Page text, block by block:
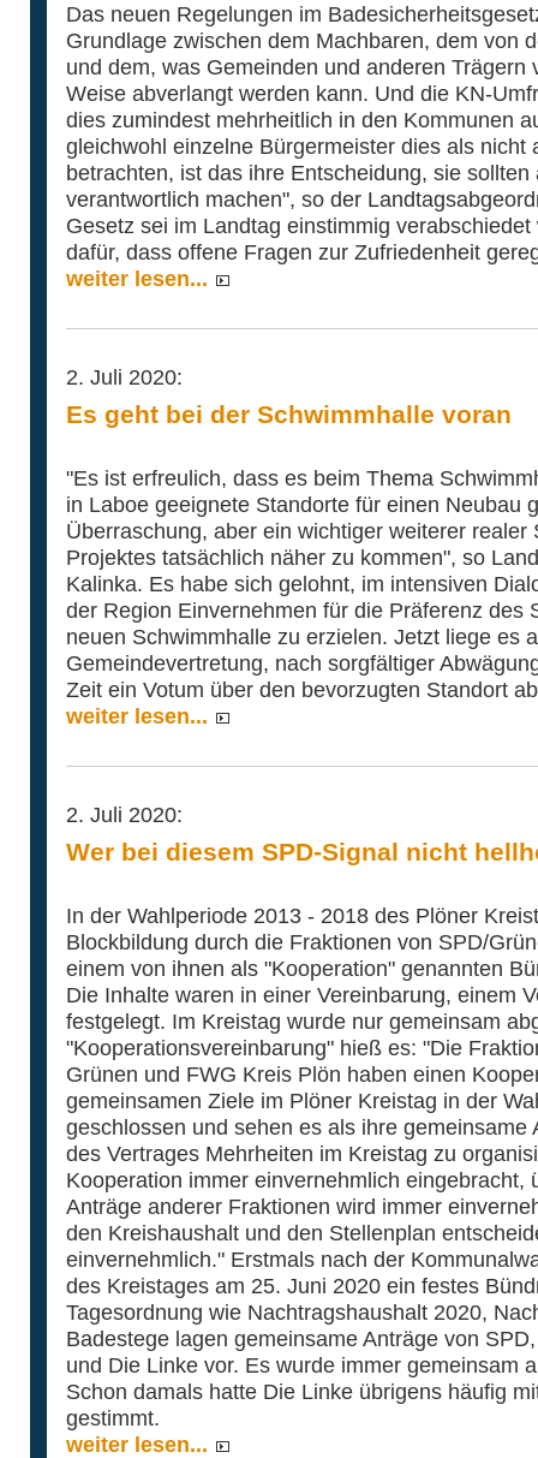
Das neuen Regelungen im
Grundlage zwischen dem Machbaren, dem von
und dem, was Gemeinden und anderen Trägern
Weise abverlangt werden kann. Und die KN-
dies zumindest mehrheitlich in den Kommunen
gleichwohl einzelne Bürgermeister dies als nicht
betrachten, ist das ihre Entscheidung, sie sollten
verantwortlich machen", so der
Gesetz sei im Landtag einstimmig
dafür, dass offene Fragen zur Zufriedenheit
weiter lesen...
2. Juli 2020:
Es geht bei der Schwimmhalle voran
"Es ist erfreulich, dass es beim Thema
in Laboe geeignete Standorte für einen Neubau
Überraschung, aber ein wichtiger weiterer
Projektes tatsächlich näher zu kommen", so
Kalinka. Es habe sich gelohnt, im intensiven
der Region Einvernehmen für die Präferenz des
neuen Schwimmhalle zu erzielen. Jetzt liege es
Gemeindevertretung, nach sorgfältiger
Zeit ein Votum über den bevorzugten Standort
weiter lesen...
2. Juli 2020:
Wer bei diesem SPD-Signal nicht
In der Wahlperiode 2013 - 2018 des Plöner
Blockbildung durch die Fraktionen von SPD/
einem von ihnen als "Kooperation" genannten
Die Inhalte waren in einer Vereinbarung, einem
festgelegt. Im Kreistag wurde nur gemeinsam
"Kooperationsvereinbarung" hieß es: "Die
Grünen und FWG Kreis Plön haben einen
gemeinsamen Ziele im Plöner Kreistag in der
geschlossen und sehen es als ihre gemeinsame
des Vertrages Mehrheiten im Kreistag zu
Kooperation immer einvernehmlich eingebracht,
Anträge anderer Fraktionen wird immer
den Kreishaushalt und den Stellenplan
einvernehmlich." Erstmals nach der
des Kreistages am 25. Juni 2020 ein festes
Tagesordnung wie Nachtragshaushalt 2020,
Badestege lagen gemeinsame Anträge von
und Die Linke vor. Es wurde immer gemeinsam
Schon damals hatte Die Linke übrigens häufig
gestimmt.
weiter lesen...